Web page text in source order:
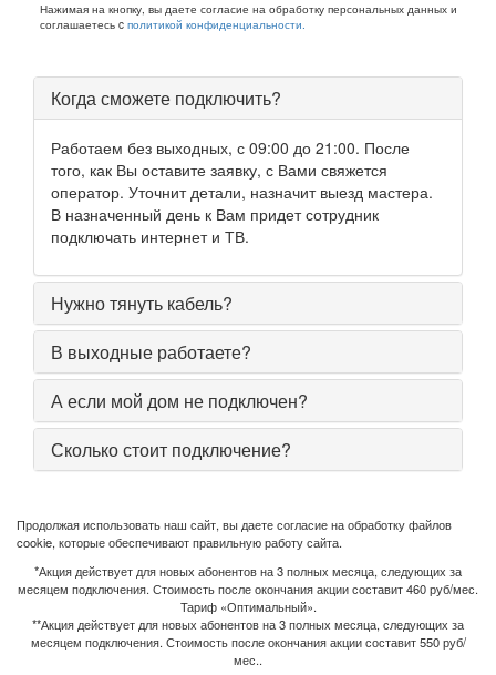
Нажимая на кнопку, вы даете согласие на обработку персональных данных и
соглашаетесь c политикой конфиденциальности.
Когда сможете подключить?
Работаем без выходных, с 09:00 до 21:00. После
того, как Вы оставите заявку, с Вами свяжется
оператор. Уточнит детали, назначит выезд мастера.
В назначенный день к Вам придет сотрудник
подключать интернет и ТВ.
Нужно тянуть кабель?
В выходные работаете?
А если мой дом не подключен?
Сколько стоит подключение?
Продолжая использовать наш сайт, вы даете согласие на обработку файлов
cookie, которые обеспечивают правильную работу сайта.
*Акция действует для новых абонентов на 3 полных месяца, следующих за
месяцем подключения. Стоимость после окончания акции составит 460 руб/мес.
Тариф «Оптимальный».
**Акция действует для новых абонентов на 3 полных месяца, следующих за
месяцем подключения. Стоимость после окончания акции составит 550 руб/
мес..